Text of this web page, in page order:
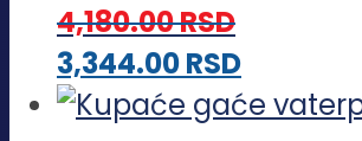
proizvoda.
mogu
biti
4,180.00RSD
3,344.00RSDOvaj
proizvod